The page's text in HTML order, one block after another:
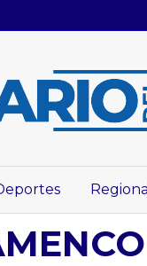
Regional